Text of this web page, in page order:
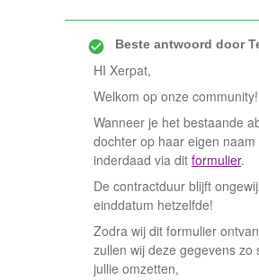
Beste antwoord door
HI Xerpat,
Welkom op onze community!
Wanneer je het bestaande
dochter op haar eigen
inderdaad via dit formulier.
De contractduur blijft
einddatum hetzelfde!
Zodra wij dit formulier
zullen wij deze gegevens zo
jullie omzetten,